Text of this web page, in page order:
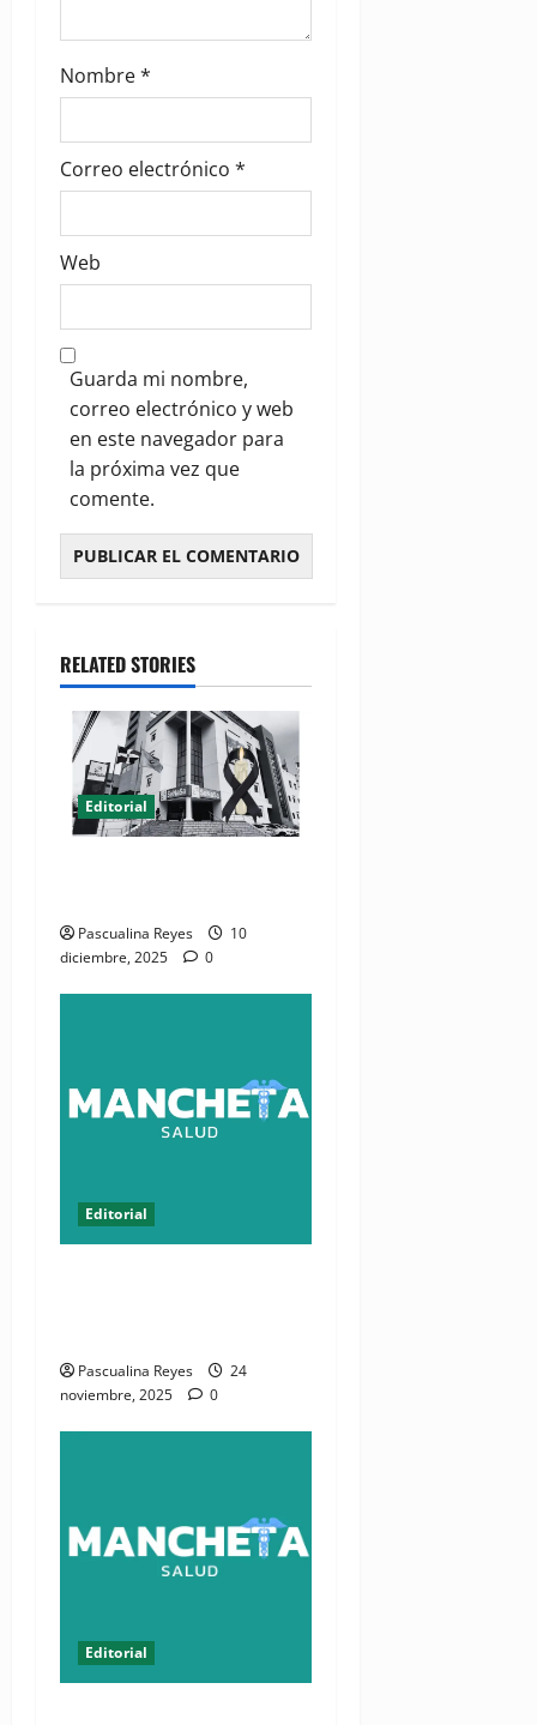
Nombre*
Correo electrónico *
Web
Guarda mi nombre,
correo electrónico y web
en este navegador para
la próxima vez que
comente.
RELATED STORIES
Editorial
Pascualina Reyes
10
diciembre, 2025
0
Editorial
Pascualina Reyes
24
noviembre, 2025
0
Editorial